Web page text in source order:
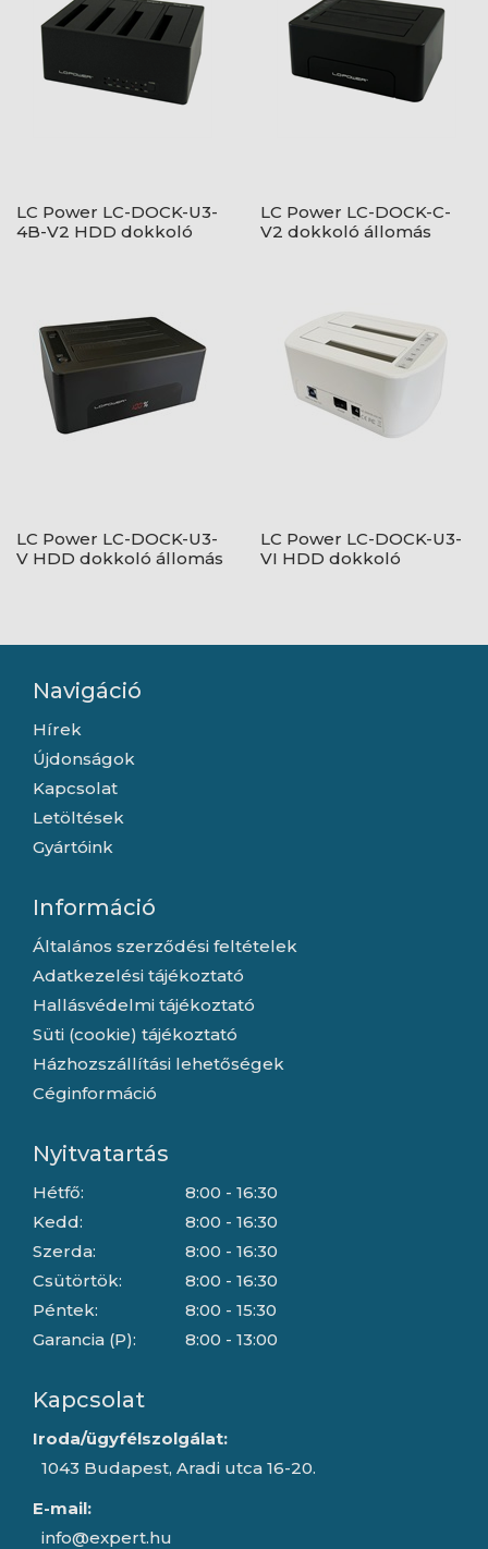
LC Power LC-DOCK-U3-
4B-V2 HDD dokkoló
LC Power LC-DOCK-C-
V2 dokkoló állomás
LC Power LC-DOCK-U3-
V HDD dokkoló állomás
LC Power LC-DOCK-U3-
VI HDD dokkoló
Navigáció
Hírek
Újdonságok
Kapcsolat
Letöltések
Gyártóink
Információ
Általános szerződési feltételek
Adatkezelési tájékoztató
Hallásvédelmi tájékoztató
Süti (cookie) tájékoztató
Házhozszállítási lehetőségek
Céginformáció
Nyitvatartás
Hétfő:
Kedd:
Szerda:
Csütörtök:
Péntek:
Garancia (P):
8:00 - 16:30
8:00 - 16:30
8:00 - 16:30
8:00 - 16:30
8:00 - 15:30
8:00 - 13:00
Kapcsolat
Iroda/ügyfélszolgálat:
1043 Budapest, Aradi utca 16-20.
E-mail:
info@expert.hu